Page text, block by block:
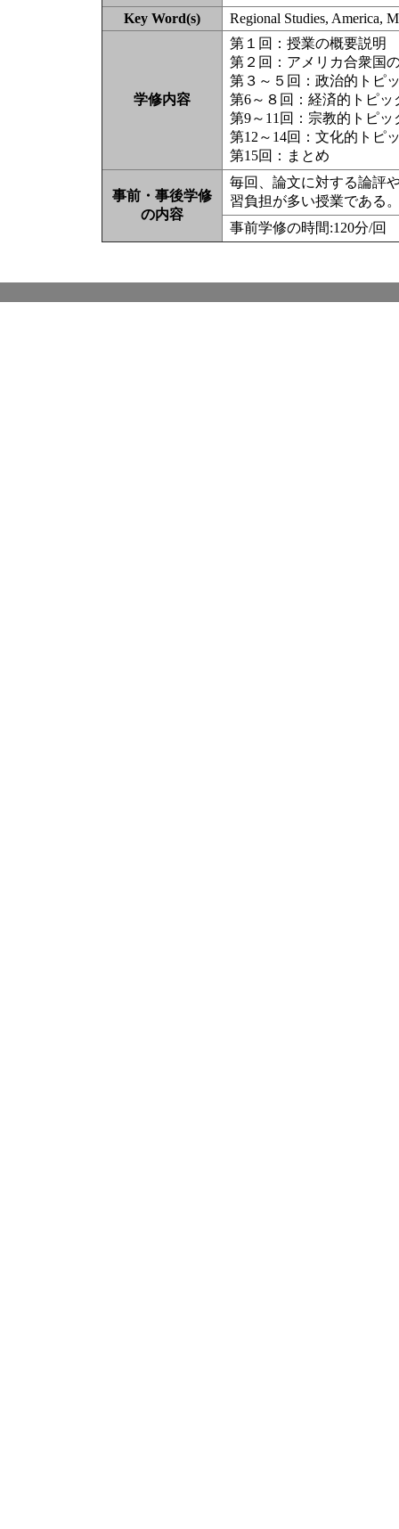
Key Word(s)
Regional Studies, America,
学修内容
第１回：授業の概要説明
第２回：アメリカ合衆国
第３～５回：政治的トピ
第6～８回：経済的トピッ
第9～11回：宗教的トピッ
第12～14回：文化的トピ
第15回：まとめ
事前・事後学修
の内容
毎回、論文に対する論評
習負担が多い授業である
事前学修の時間:120分/